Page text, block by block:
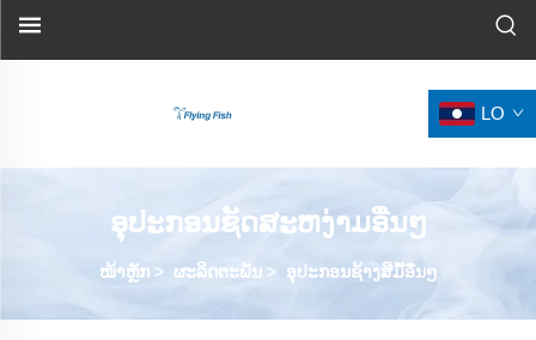
LO
ອຸປະກອນຊັດສະຫງ່າມອື່ນໆ
ໜ້າຫຼັກ > ຜະລິດຕະພັນ > ອຸປະກອນຊ້າງສີມື້ອື່ນໆ